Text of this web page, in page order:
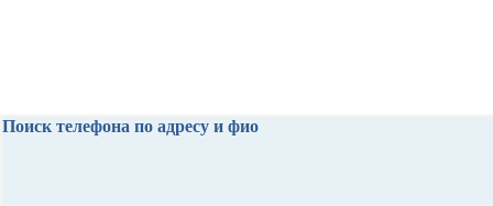
Поиск телефона по адресу и фио